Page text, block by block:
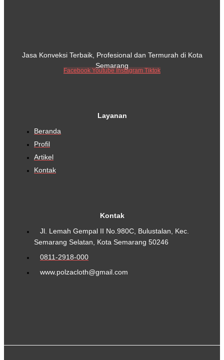
Jasa Konveksi Terbaik, Profesional dan Termurah di Kota
Semarang
Facebook Youtube Instagram Tiktok
Layanan
Beranda
Profil
Artikel
Kontak
Kontak
Jl. Lemah Gempal II No.980C, Bulustalan, Kec.
Semarang Selatan, Kota Semarang 50246
0811-2918-000
www.polzacloth@gmail.com